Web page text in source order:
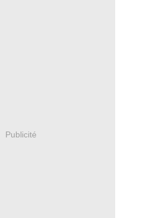
Publicité